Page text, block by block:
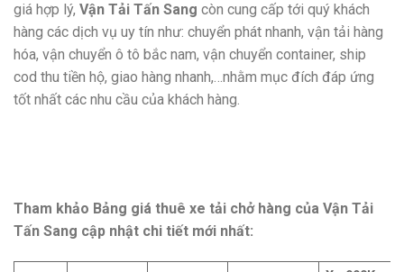
giá hợp lý, Vận Tải Tấn Sang còn cung cấp tới quý khách
hàng các dịch vụ uy tín như: chuyển phát nhanh, vận tải hàng
hóa, vận chuyển ô tô bắc nam, vận chuyển container, ship
cod thu tiền hộ, giao hàng nhanh,…nhằm mục đích đáp ứng
tốt nhất các nhu cầu của khách hàng.
Tham khảo Bảng giá thuê xe tải chở hàng của Vận Tải
Tấn Sang cập nhật chi tiết mới nhất: